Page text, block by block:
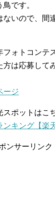
です。
ないので、間
フォトコンテ
方は応募して
ージ
スポットはこ
キング【楽
ンサーリンク